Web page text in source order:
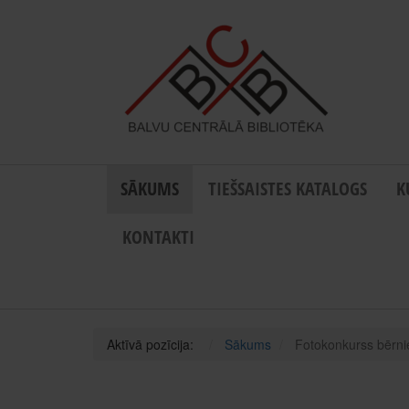
SĀKUMS TIEŠSAISTES KATALOGS
KONTAKTI
Aktīvā pozīcija: Sākums Fotokonkurss